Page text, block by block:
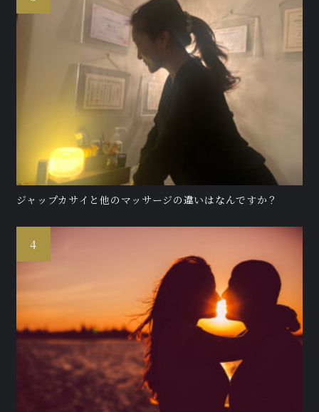
ジャップカサイと他のマッサージの違いはなんですか？